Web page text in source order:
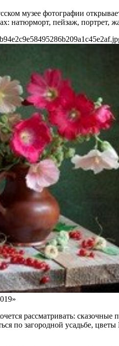
музее фотографии
натюрморт, пейзаж, портрет,
рассматривать:
по загородной усадьбе,